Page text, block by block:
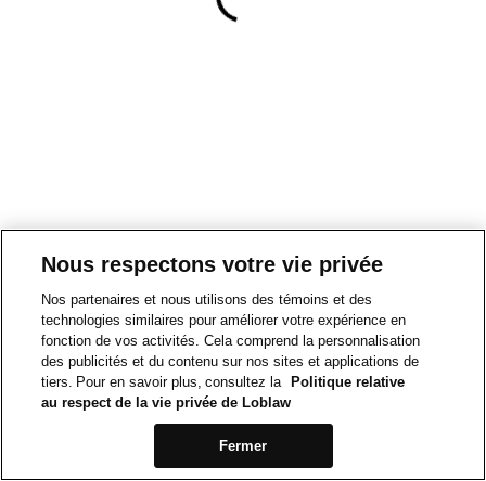
Nous respectons votre vie privée
Nos partenaires et nous utilisons des témoins et des
technologies similaires pour améliorer votre expérience en
fonction de vos activités. Cela comprend la personnalisation
des publicités et du contenu sur nos sites et applications de
tiers. Pour en savoir plus, consultez la
Politique relative
au respect de la vie privée de Loblaw
Fermer